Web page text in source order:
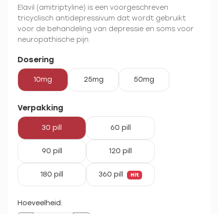
Elavil (amitriptyline) is een voorgeschreven
tricyclisch antidepressivum dat wordt gebruikt
voor de behandeling van depressie en soms voor
neuropathische pijn.
Dosering
10mg 25mg 50mg
Verpakking
30 pill 60 pill
90 pill 120 pill
180 pill 360 pill Hit
Hoeveelheid: